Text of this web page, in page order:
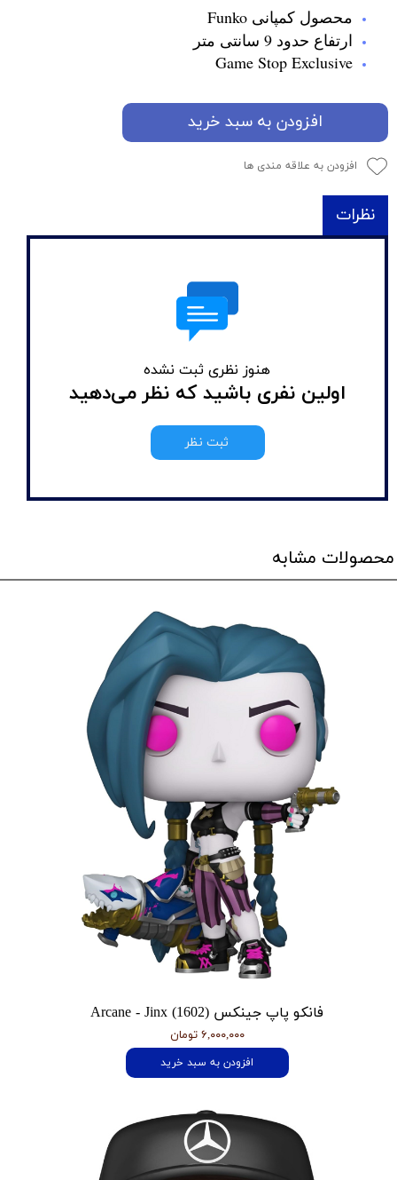
محصول کمپانی Funko
ارتفاع حدود 9 سانتی متر
Game Stop Exclusive
افزودن به سبد خرید
افزودن به علاقه مندی ها
نظرات
هنوز نظری ثبت نشده
اولین نفری باشید که نظر می‌دهید
ثبت نظر
محصولات مشابه
فانکو پاپ جینکس Arcane - Jinx (1602)
۶,۰۰۰,۰۰۰ تومان
افزودن به سبد خرید